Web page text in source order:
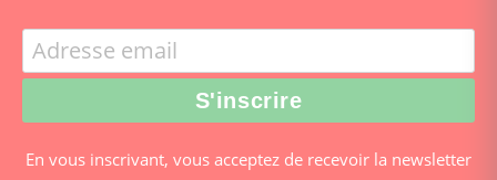
En vous inscrivant, vous acceptez de recevoir la newsletter